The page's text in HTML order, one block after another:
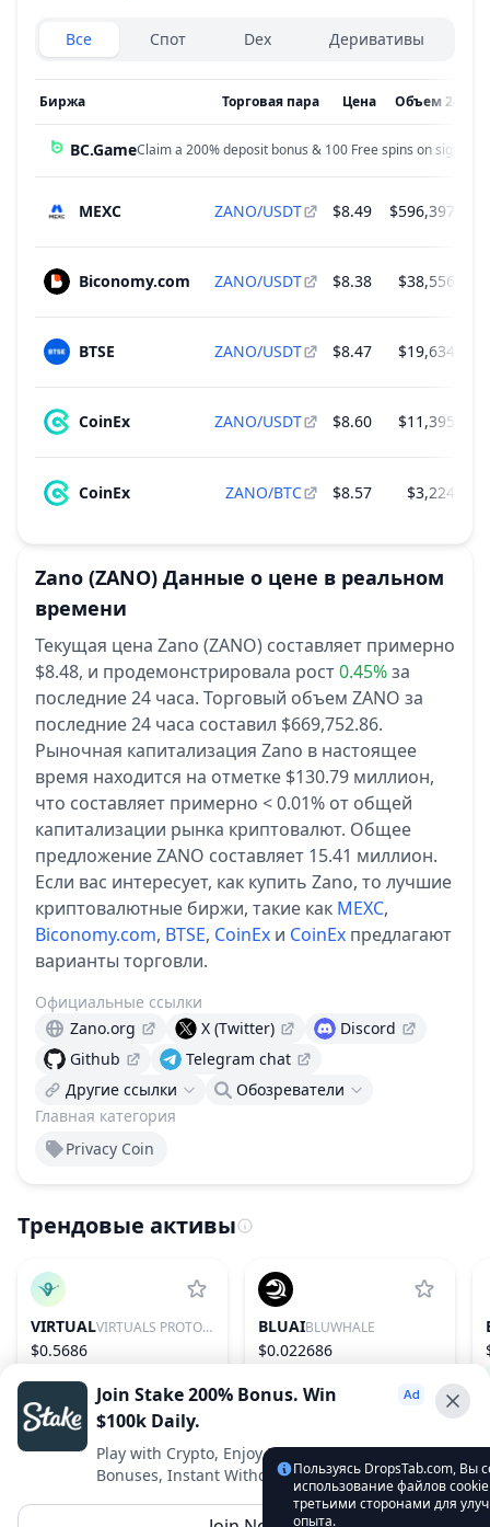
Exchanges type
Все Спот Dex Деривативы
Биржа Торговая пара Цена Объем 24ч
BC.GameClaim a 200% deposit bonus & 100 Free spins on sign up!
MEXC ZANO/USDT $8.49 $596,397.57
Biconomy.com ZANO/USDT $8.38 $38,556.54
BTSE ZANO/USDT $8.47 $19,634.96
CoinEx ZANO/USDT $8.60 $11,395.67
CoinEx ZANO/BTC $8.57 $3,224.08
Zano (ZANO) Данные о цене в реальном
времени
Текущая цена Zano (ZANO) составляет примерно
$8.48, и продемонстрировала рост0.45%за
последние 24 часа. Торговый объем ZANO за
последние 24 часа составил $669,752.86.
Рыночная капитализация Zano в настоящее
время находится на отметке $130.79 миллион,
что составляет примерно < 0.01% от общей
капитализации рынка криптовалют. Общее
предложение ZANO составляет 15.41 миллион.
Если вас интересует, как купить Zano, то лучшие
криптовалютные биржи, такие как MEXC,
Biconomy.com, BTSE, CoinEx и CoinEx предлагают
варианты торговли.
Главная категория
Privacy Coin
Официальные ссылки
Zano.org
X (Twitter)
Discord
Github
Telegram chat
Другие ссылки
Обозреватели
Трендовые активы
VIRTUAL VIRTUALS PROTOCOL
$0.5686
BLUAIBLUWHALE
$0.022686
Advertise With Us ⭐️
Interested in advertising? Reach us out
DropsTab.com
Пользуясь DropsTab.com, Вы
использование файлов
третьими сторонами для
опыта.
Join Stake 200% Bonus. Win
$100k Daily.
Play with Crypto, Enjoy Best VIP Club, Daily
Bonuses, Instant Withdrawals.